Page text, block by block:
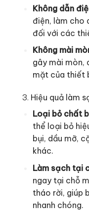
Không dẫn
điện, làm cho
đối với các
Không mài
gây mài mòn,
mặt của thiết
3. Hiệu quả làm
Loại bỏ chất
thể loại bỏ
bụi, dầu mỡ,
khác.
Làm sạch tại
ngay tại chỗ
tháo rời, giúp
nhanh chóng.